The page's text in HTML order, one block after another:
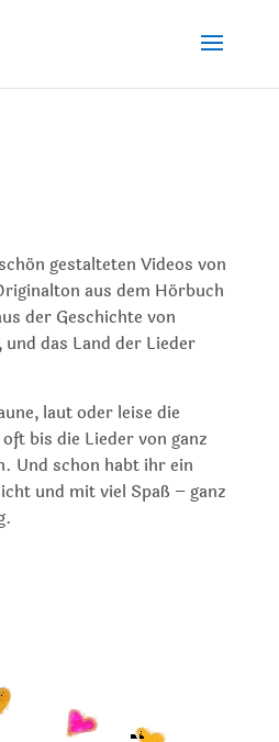
gestalteten Videos von
aus dem Hörbuch
der Geschichte von
und das Land der Lieder
laut oder leise die
bis die Lieder von ganz
Und schon habt ihr ein
und mit viel Spaß – ganz